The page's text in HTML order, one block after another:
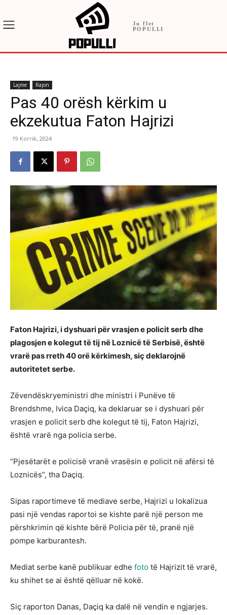
Ju flet
POPULLI
Lajme Rajon
Pas 40 orësh kërkim u
ekzekutua Faton Hajrizi
19 Korrik, 2024
Faton Hajrizi, i dyshuari për vrasjen e policit serb dhe
plagosjen e kolegut të tij në Loznicë të Serbisë, është
vrarë pas rreth 40 orë kërkimesh, siç deklarojnë
autoritetet serbe.
Zëvendëskryeministri dhe ministri i Punëve të
Brendshme, Ivica Daçiq, ka deklaruar se i dyshuari për
vrasjen e policit serb dhe kolegut të tij, Faton Hajrizi,
është vrarë nga policia serbe.
“Pjesëtarët e policisë vranë vrasësin e policit në afërsi të
Loznicës”, tha Daçiq.
Sipas raportimeve të mediave serbe, Hajrizi u lokalizua
pasi një vendas raportoi se kishte parë një person me
përshkrimin që kishte bërë Policia për të, pranë një
pompe karburantesh.
Mediat serbe kanë publikuar edhe foto të Hajrizit të vrarë,
ku shihet se ai është qëlluar në kokë.
Siç raporton Danas, Daçiq ka dalë në vendin e ngjarjes.